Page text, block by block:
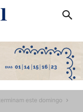
este domingo